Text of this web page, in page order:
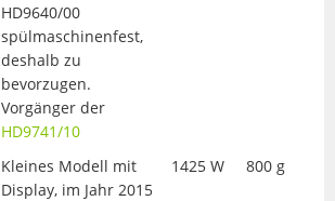
HD9640/00
spülmaschinenfest,
deshalb zu
bevorzugen.
Vorgänger der
HD9741/10
Kleines Modell mit
Display, im Jahr 2015
1425 W 800 g